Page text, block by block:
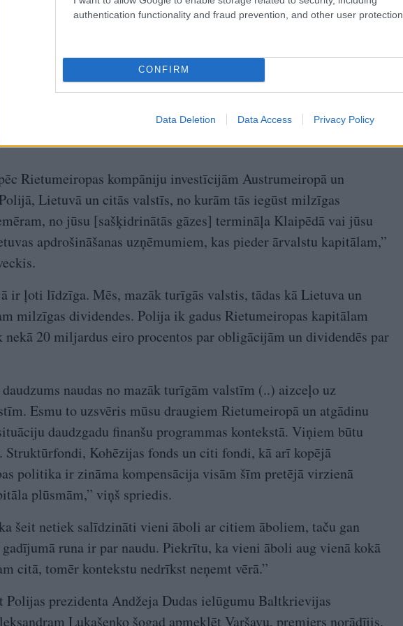
authentication functionality and fraud prevention, and other user protection.
CONFIRM
Data Deletion Data Access Privacy Policy
Rietumeiropas kompāniju investīcijām Austrumeiropā un
Lietuvā un citās valstīs, no kurām tās iegūst milzīgas
no jūsu [sašķidrinātās gāzes] termināļa Klaipēdā vai jūsu
apdrošināšanas uzņēmumiem, kas pieder ārvalstu kapitālam,”
ir ļoti līdzīga. Mēs, mazāk turīgās valstis, tādas kā Lietuva un
milzīgas dividendes. Polija ik gadus Rietumeiropas kapitālam
nekā 20 miljardus eiro procentos par obligācijām un dividendēs par
naudas no mazāk turīgām valstīm (..) aizceļo uz
Esmu to uzsvēris mūsu draugiem Rietumeiropā un atgādinu
daudzgadu finanšu programmas kontekstā. Viņiem būtu
Struktūrfondi, Kohēzijas fonds un citi fondi, kā arī kopējā
politika ir zināma kompensācija visām šīm pretējā virzienā
plūsmām,” viņš spriedis.
šeit netiek salīdzināti vieni āboli ar citiem āboliem, taču gan
runa ir par naudu. Piekrītu, ka vieni āboli aug vienā kokā
citā, tomēr kontekstu nedrīkst neņemt vērā.”
Polijas prezidenta Andžeja Dudas ielūgumu Baltkrievijas
Lukašenko šogad apmeklēt Varšavu, premjers norādījis,